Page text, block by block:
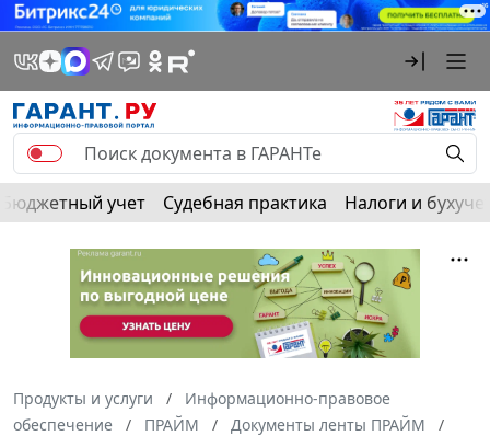
Бюджетный учет Судебная практика Налоги и
Продукты и услуги
Информационно-правовое
обеспечение
ПРАЙМ
Документы ленты ПРАЙМ